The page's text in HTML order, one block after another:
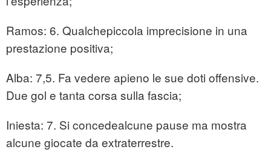
Ramos: 6. Qualchepiccola imprecisione in una
prestazione positiva;
Alba: 7,5. Fa vedere apieno le sue doti offensive.
Due gol e tanta corsa sulla fascia;
Iniesta: 7. Si concedealcune pause ma mostra
alcune giocate da extraterrestre.